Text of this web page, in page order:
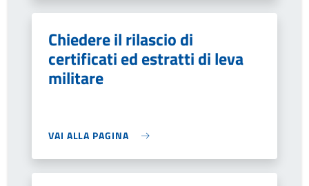
Chiedere il rilascio di
certificati ed estratti di leva
militare
VAI ALLA PAGINA